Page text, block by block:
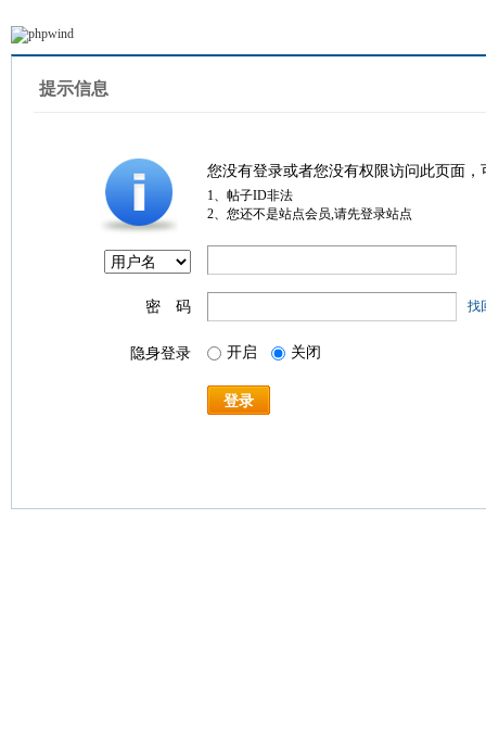
提示信息
您没有登录或者您没有权限访问此页面
1、帖子ID非法
2、您还不是站点会员,请先登录站点
密 码 找
隐身登录 开启 关闭
登录